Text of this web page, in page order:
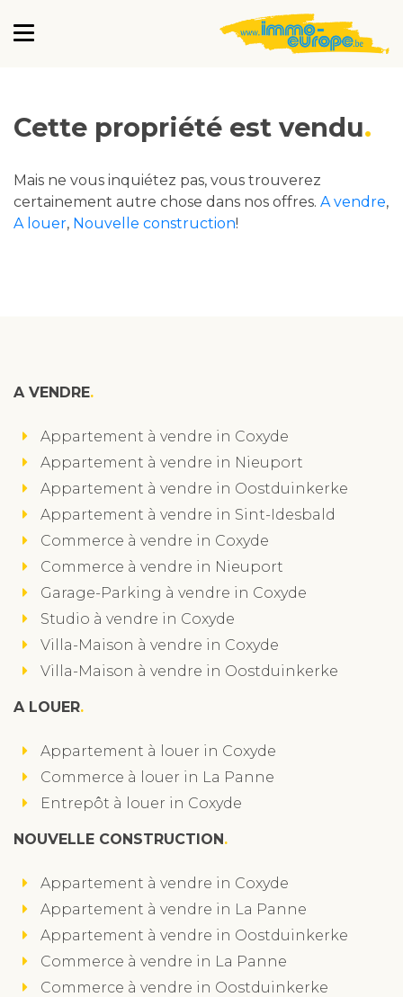
Cette propriété est vendu
Mais ne vous inquiétez pas, vous trouverez
certainement autre chose dans nos offres. A vendre,
A louer, Nouvelle construction!
A VENDRE
Appartement à vendre in Coxyde
Appartement à vendre in Nieuport
Appartement à vendre in Oostduinkerke
Appartement à vendre in Sint-Idesbald
Commerce à vendre in Coxyde
Commerce à vendre in Nieuport
Garage-Parking à vendre in Coxyde
Studio à vendre in Coxyde
Villa-Maison à vendre in Coxyde
Villa-Maison à vendre in Oostduinkerke
A LOUER
Appartement à louer in Coxyde
Commerce à louer in La Panne
Entrepôt à louer in Coxyde
NOUVELLE CONSTRUCTION
Appartement à vendre in Coxyde
Appartement à vendre in La Panne
Appartement à vendre in Oostduinkerke
Commerce à vendre in La Panne
Commerce à vendre in Oostduinkerke